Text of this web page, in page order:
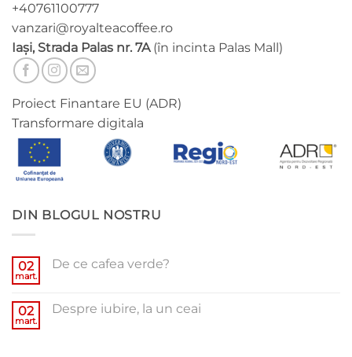
+40761100777
vanzari@royalteacoffee.ro
Iași, Strada Palas nr. 7A(în incinta Palas Mall)
Proiect Finantare EU (ADR)
Transformare digitala
DIN BLOGUL NOSTRU
02
mart.
De ce cafea verde?
De
02
mart.
Despre iubire, la un ceai